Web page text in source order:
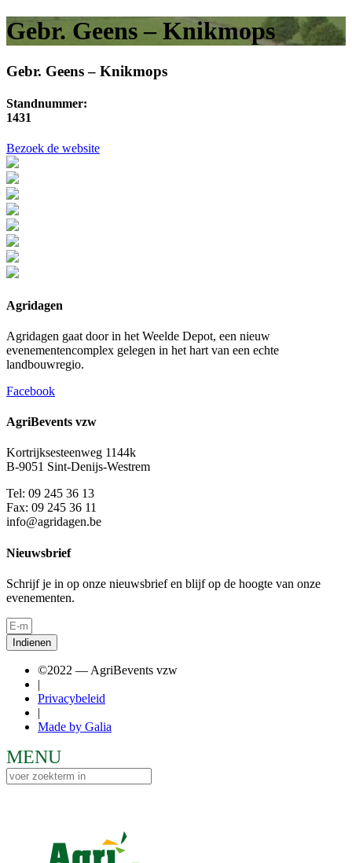
Gebr. Geens – Knikmops
Gebr. Geens – Knikmops
Standnummer:
1431
Bezoek de website
Agridagen
Agridagen gaat door in het Weelde Depot, een nieuw
evenementencomplex gelegen in het hart van een echte
landbouwregio.
Facebook
AgriBevents vzw
Kortrijksesteenweg 1144k
B-9051 Sint-Denijs-Westrem
Tel: 09 245 36 13
Fax: 09 245 36 11
info@agridagen.be
Nieuwsbrief
Schrijf je in op onze nieuwsbrief en blijf op de hoogte van onze
evenementen.
Indienen
©2022 — AgriBevents vzw
|
Privacybeleid
|
Made by Galia